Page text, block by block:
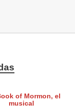
of Mormon, el
musical